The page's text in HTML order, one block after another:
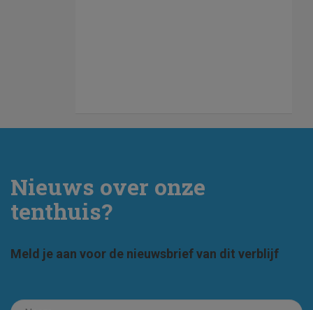
Nieuws over onze
tenthuis?
Meld je aan voor de nieuwsbrief van dit verblijf